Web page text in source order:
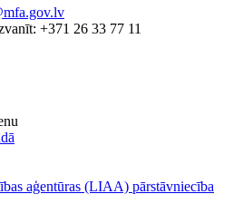
+371 26 33 77 11
aģentūras (LIAA) pārstāvniecība